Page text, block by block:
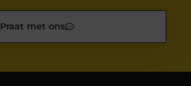
Praat met ons